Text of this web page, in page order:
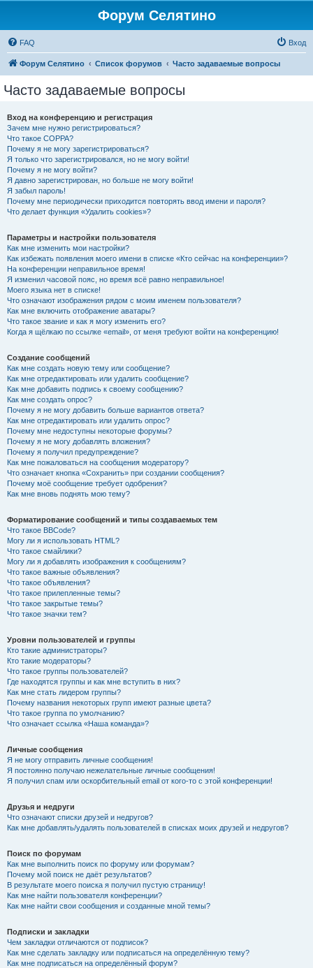
Форум Селятино
FAQ Вход
Форум Селятино Список форумов Часто задаваемые вопросы
Часто задаваемые вопросы
Вход на конференцию и регистрация
Зачем мне нужно регистрироваться?
Что такое COPPA?
Почему я не могу зарегистрироваться?
Я только что зарегистрировался, но не могу войти!
Почему я не могу войти?
Я давно зарегистрирован, но больше не могу войти!
Я забыл пароль!
Почему мне периодически приходится повторять ввод имени и пароля?
Что делает функция «Удалить cookies»?
Параметры и настройки пользователя
Как мне изменить мои настройки?
Как избежать появления моего имени в списке «Кто сейчас на конференции»?
На конференции неправильное время!
Я изменил часовой пояс, но время всё равно неправильное!
Моего языка нет в списке!
Что означают изображения рядом с моим именем пользователя?
Как мне включить отображение аватары?
Что такое звание и как я могу изменить его?
Когда я щёлкаю по ссылке «email», от меня требуют войти на конференцию!
Создание сообщений
Как мне создать новую тему или сообщение?
Как мне отредактировать или удалить сообщение?
Как мне добавить подпись к своему сообщению?
Как мне создать опрос?
Почему я не могу добавить больше вариантов ответа?
Как мне отредактировать или удалить опрос?
Почему мне недоступны некоторые форумы?
Почему я не могу добавлять вложения?
Почему я получил предупреждение?
Как мне пожаловаться на сообщения модератору?
Что означает кнопка «Сохранить» при создании сообщения?
Почему моё сообщение требует одобрения?
Как мне вновь поднять мою тему?
Форматирование сообщений и типы создаваемых тем
Что такое BBCode?
Могу ли я использовать HTML?
Что такое смайлики?
Могу ли я добавлять изображения к сообщениям?
Что такое важные объявления?
Что такое объявления?
Что такое прилепленные темы?
Что такое закрытые темы?
Что такое значки тем?
Уровни пользователей и группы
Кто такие администраторы?
Кто такие модераторы?
Что такое группы пользователей?
Где находятся группы и как мне вступить в них?
Как мне стать лидером группы?
Почему названия некоторых групп имеют разные цвета?
Что такое группа по умолчанию?
Что означает ссылка «Наша команда»?
Личные сообщения
Я не могу отправить личные сообщения!
Я постоянно получаю нежелательные личные сообщения!
Я получил спам или оскорбительный email от кого-то с этой конференции!
Друзья и недруги
Что означают списки друзей и недругов?
Как мне добавлять/удалять пользователей в списках моих друзей и недругов?
Поиск по форумам
Как мне выполнить поиск по форуму или форумам?
Почему мой поиск не даёт результатов?
В результате моего поиска я получил пустую страницу!
Как мне найти пользователя конференции?
Как мне найти свои сообщения и созданные мной темы?
Подписки и закладки
Чем закладки отличаются от подписок?
Как мне сделать закладку или подписаться на определённую тему?
Как мне подписаться на определённый форум?